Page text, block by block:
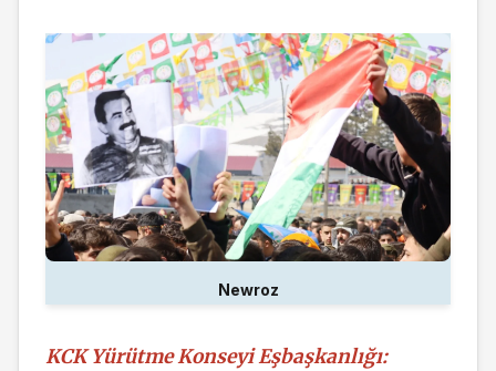
Newroz
KCK Yürütme Konseyi Eşbaşkanlığı: